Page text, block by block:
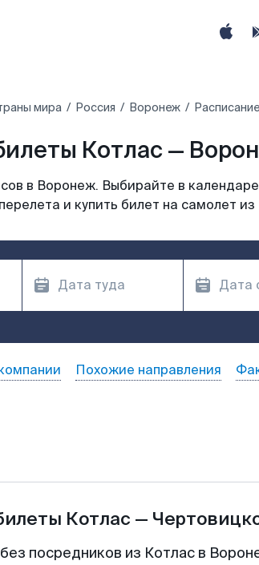
мира Россия Воронеж
Котлас —
в Воронеж. Выбирайте в
и купить билет на самолет
Похожие направления
Котлас —
посредников из Котлас в